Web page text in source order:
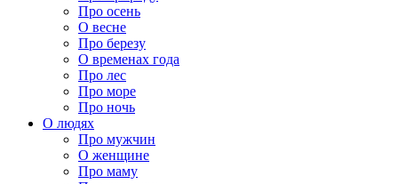
Про осень
О весне
Про березу
О временах года
Про лес
Про море
Про ночь
О людях
Про мужчин
О женщине
Про маму